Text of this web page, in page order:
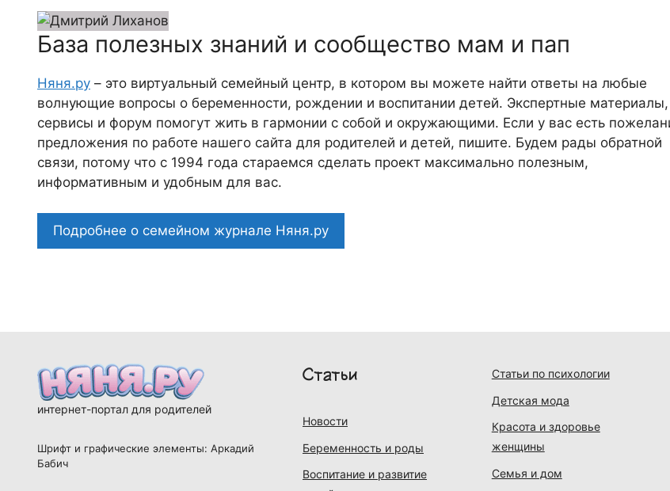
База полезных знаний и сообщество мам и пап
Няня.ру – это виртуальный семейный центр, в котором вы можете найти ответы на любые
волнующие вопросы о беременности, рождении и воспитании детей. Экспертные материалы,
сервисы и форум помогут жить в гармонии с собой и окружающими. Если у вас есть
предложения по работе нашего сайта для родителей и детей, пишите. Будем рады обратной
связи, потому что c 1994 года стараемся сделать проект максимально полезным,
информативным и удобным для вас.
Подробнее о семейном журнале Няня.ру
интернет-портал для родителей
Шрифт и графические элементы: Аркадий
Бабич
Статьи
Новости
Беременность и роды
Воспитание и развитие
Статьи по психологии
Детская мода
Красота и здоровье
женщины
Семья и дом